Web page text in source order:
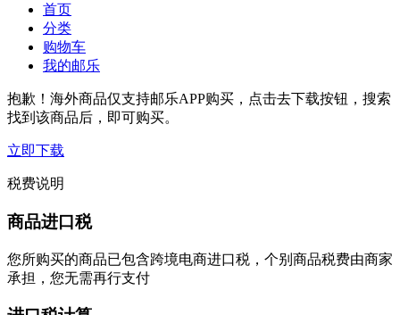
首页
分类
购物车
我的邮乐
抱歉！海外商品仅支持邮乐APP购买，点击去下载按钮，搜索
找到该商品后，即可购买。
立即下载
税费说明
商品进口税
您所购买的商品已包含跨境电商进口税，个别商品税费由商家
承担，您无需再行支付